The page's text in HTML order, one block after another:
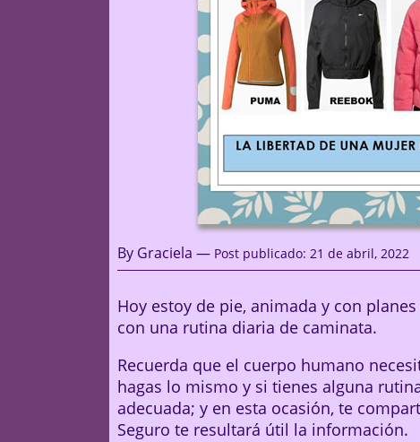
By Graciela — Post publicado: 21 de abril, 2022
Hoy estoy de pie, animada y con
con una rutina diaria de caminata.
Recuerda que el cuerpo humano
hagas lo mismo y si tienes alguna
adecuada; y en esta ocasión, te
Seguro te resultará útil la información.